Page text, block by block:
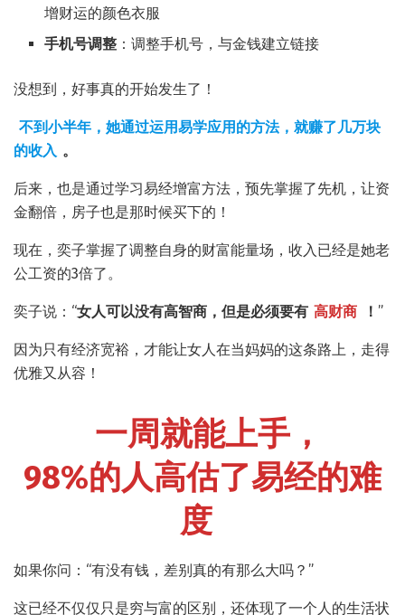
增财运的颜色衣服
手机号调整 ：调整手机号，与金钱建立链接
没想到，好事真的开始发生了！
不到小半年，她通过运用易学应用的方法，就赚了几万块
的收入 。
后来，也是通过学习易经增富方法，预先掌握了先机，让资
金翻倍，房子也是那时候买下的！
现在，奕子掌握了调整自身的财富能量场，收入已经是她老
公工资的3倍了。
奕子说：“女人可以没有高智商，但是必须要有 高财商 ！ ”
因为只有经济宽裕，才能让女人在当妈妈的这条路上，走得
优雅又从容！
一周就能上手，
98%的人高估了易经的难
度
如果你问：“有没有钱，差别真的有那么大吗？”
这已经不仅仅只是穷与富的区别，还体现了一个人的生活状